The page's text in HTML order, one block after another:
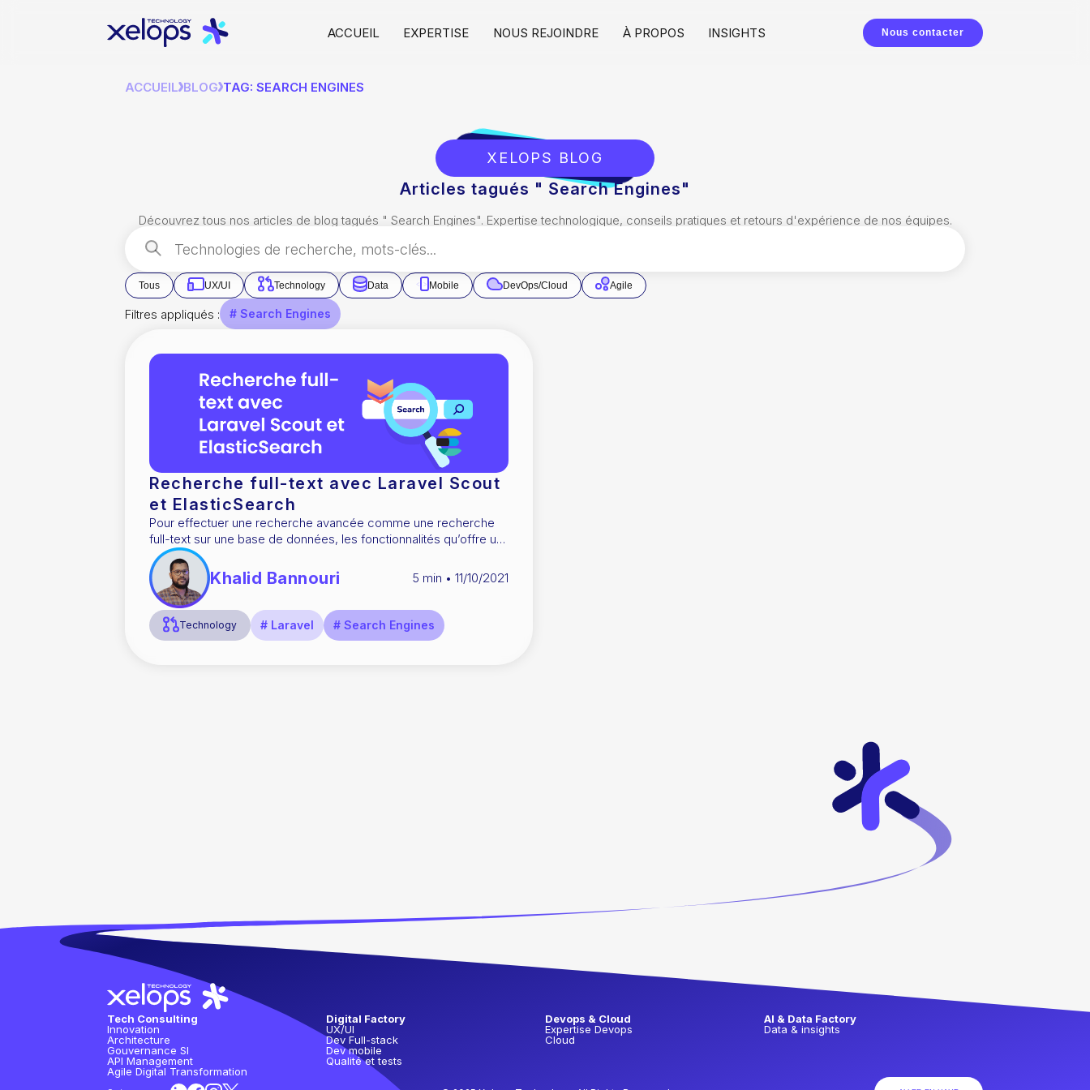
ACCUEIL EXPERTISE NOUS REJOINDRE À PROPOS INSIGHTS Nous contacter
ACCUEIL BLOG TAG: SEARCH ENGINES
XELOPS BLOG
Articles tagués " Search Engines"
Découvrez tous nos articles de blog tagués " Search Engines". Expertise technologique, conseils pratiques et retours d'expérience de nos équipes.
Tous UX/UI Technology Data Mobile DevOps/Cloud Agile
Filtres appliqués : # Search Engines
Recherche full-text avec Laravel Scout
et ElasticSearch
Pour effectuer une recherche avancée comme une recherche
full-text sur une base de données, les fonctionnalités qu’offre un
système de gestion de base de données relationnelle restent
limitées.
Khalid Bannouri 5 min • 11/10/2021
Technology # Laravel # Search Engines
Tech Consulting
Innovation
Architecture
Gouvernance SI
API Management
Agile Digital Transformation
Digital Factory
UX/UI
Dev Full-stack
Dev mobile
Qualité et tests
Devops & Cloud
Expertise Devops
Cloud
AI & Data Factory
Data & insights